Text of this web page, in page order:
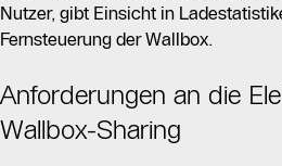
Nutzer, gibt Einsicht in
Fernsteuerung der Wallbox.
Anforderungen an die
Wallbox-Sharing